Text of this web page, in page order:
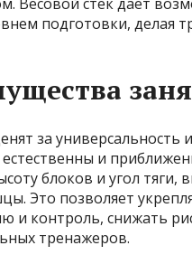
подготовки, делая
за
и
блоков и угол
Это позволяет
и контроль, снижать
тренажеров.